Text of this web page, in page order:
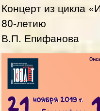
Концерт из цикла
80-летию
В.П. Епифанова